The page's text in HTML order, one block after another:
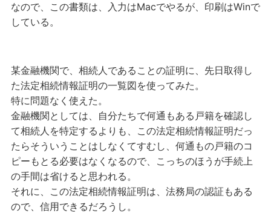
なので、この書類は、入力はMacでやるが、印刷はWinで
している。
某金融機関で、相続人であることの証明に、先日取得し
た法定相続情報証明の一覧図を使ってみた。
特に問題なく使えた。
金融機関としては、自分たちで何通もある戸籍を確認し
て相続人を特定するよりも、この法定相続情報証明だっ
たらそういうことはしなくてすむし、何通もの戸籍のコ
ピーもとる必要はなくなるので、こっちのほうが手続上
の手間は省けると思われる。
それに、この法定相続情報証明は、法務局の認証もある
ので、信用できるだろうし。